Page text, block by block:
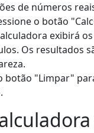
de números
o botão
exibirá
Os resultados
botão "Limpar"